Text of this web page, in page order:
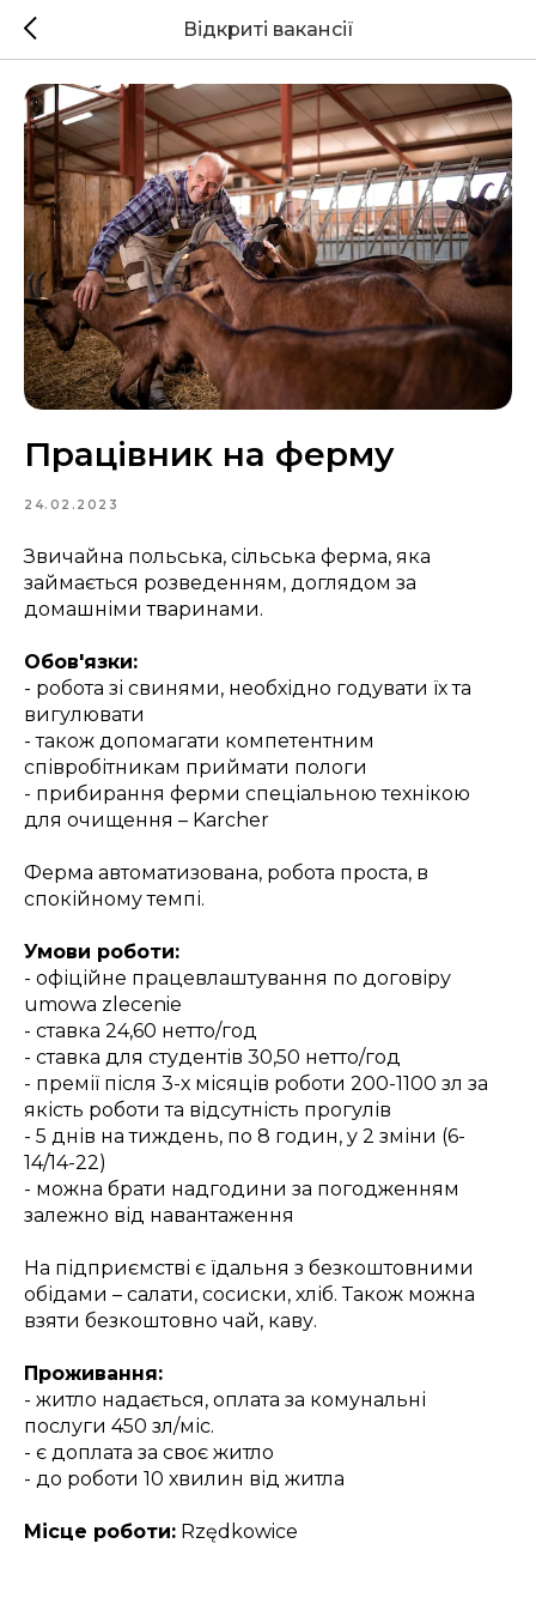
Відкриті вакансії
Працівник на ферму
24.02.2023
Звичайна польська, сільська ферма, яка
займається розведенням, доглядом за
домашніми тваринами.
Обов'язки:
- робота зі свинями, необхідно годувати їх та
вигулювати
- також допомагати компетентним
співробітникам приймати пологи
- прибирання ферми спеціальною технікою
для очищення – Karcher
Ферма автоматизована, робота проста, в
спокійному темпі.
Умови роботи:
- офіційне працевлаштування по договіру
umowa zlecenie
- ставка 24,60 нетто/год
- ставка для студентів 30,50 нетто/год
- премії після 3-х місяців роботи 200-1100 зл за
якість роботи та відсутність прогулів
- 5 днів на тиждень, по 8 годин, у 2 зміни (6-
14/14-22)
- можна брати надгодини за погодженням
залежно від навантаження
На підприємстві є їдальня з безкоштовними
обідами – салати, сосиски, хліб. Також можна
взяти безкоштовно чай, каву.
Проживання:
- житло надається, оплата за комунальні
послуги 450 зл/міс.
- є доплата за своє житло
- до роботи 10 хвилин від житла
Місце роботи: Rzędkowice